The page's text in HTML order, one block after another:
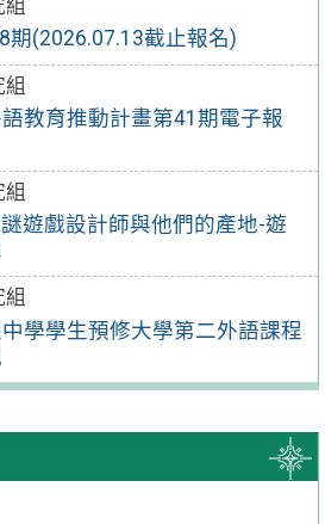
期(2026.07.13截止報名)
教育推動計畫第41期電子報
遊戲設計師與他們的產地-遊
學學生預修大學第二外語課程